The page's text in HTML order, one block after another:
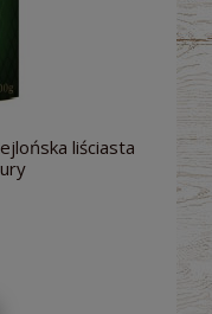
liściasta